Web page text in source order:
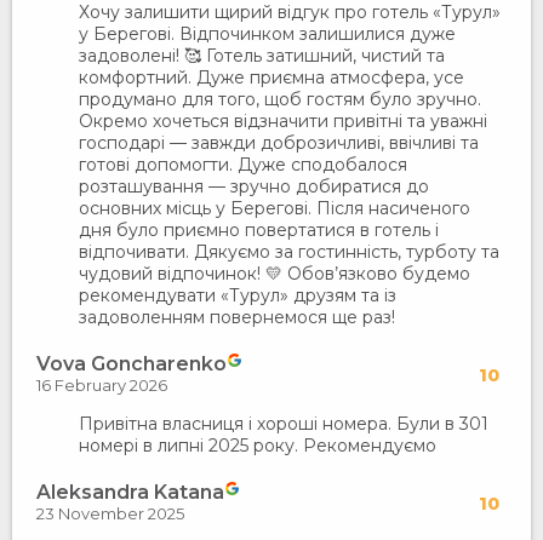
Хочу залишити щирий відгук про готель «Турул»
у Берегові. Відпочинком залишилися дуже
задоволені! 🥰 Готель затишний, чистий та
комфортний. Дуже приємна атмосфера, усе
продумано для того, щоб гостям було зручно.
Окремо хочеться відзначити привітні та уважні
господарі — завжди доброзичливі, ввічливі та
готові допомогти. Дуже сподобалося
розташування — зручно добиратися до
основних місць у Берегові. Після насиченого
дня було приємно повертатися в готель і
відпочивати. Дякуємо за гостинність, турботу та
чудовий відпочинок! 💛 Обов’язково будемо
рекомендувати «Турул» друзям та із
задоволенням повернемося ще раз!
Vova Goncharenko 10
16 February 2026
Привітна власниця і хороші номера. Були в 301
номері в липні 2025 року. Рекомендуємо
Aleksandra Katana 10
23 November 2025